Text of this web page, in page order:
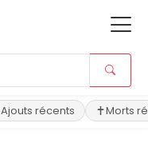
Ajouts récents Morts